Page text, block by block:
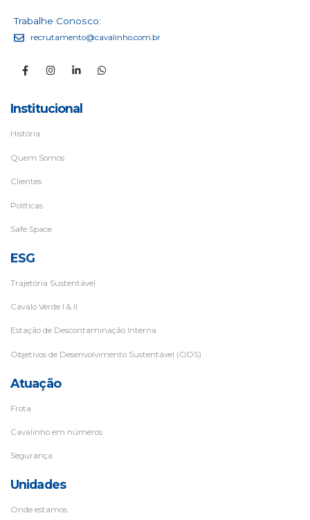
Trabalhe Conosco:
recrutamento@cavalinho.com.br
Institucional
História
Quem Somos
Clientes
Políticas
Safe Space
ESG
Trajetória Sustentável
Cavalo Verde I & II
Estação de Descontaminação Interna
Objetivos de Desenvolvimento Sustentável (ODS)
Atuação
Frota
Cavalinho em números
Segurança
Unidades
Onde estamos